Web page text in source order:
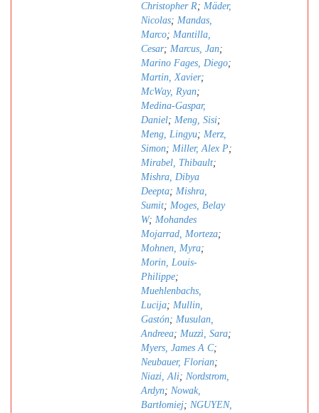
Christopher R; Mäder,
Nicolas; Mandas,
Marco; Mantilla,
Cesar; Marcus, Jan;
Marino Fages, Diego;
Martin, Xavier;
McWay, Ryan;
Medina-Gaspar,
Daniel; Meng, Sisi;
Meng, Lingyu; Merz,
Simon; Miller, Alex P;
Mirabel, Thibault;
Mishra, Dibya
Deepta; Mishra,
Sumit; Moges, Belay
W; Mohandes
Mojarrad, Morteza;
Mohnen, Myra;
Morin, Louis-
Philippe;
Muehlenbachs,
Lucija; Mullin,
Gastón; Musulan,
Andreea; Muzzì, Sara;
Myers, James A C;
Neubauer, Florian;
Niazi, Ali; Nordstrom,
Ardyn; Nowak,
Bartłomiej; NGUYEN,